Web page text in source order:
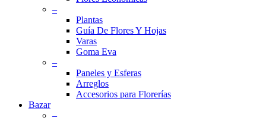
–
Plantas
Guía De Flores Y Hojas
Varas
Goma Eva
–
Paneles y Esferas
Arreglos
Accesorios para Florerías
Bazar
–